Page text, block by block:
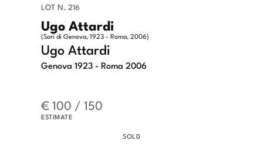
LOT N. 216
Ugo Attardi
(Sori di Genova, 1923 - Roma, 2006)
Ugo Attardi
Genova 1923 - Roma 2006
€ 100 / 150
ESTIMATE
SOLD